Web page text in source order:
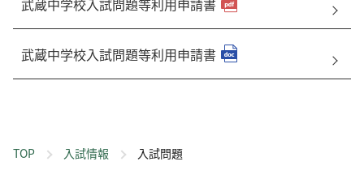
TOP 入試情報 入試問題
武蔵中学校入試問題等利用申請書
武蔵中学校入試問題等利用申請書